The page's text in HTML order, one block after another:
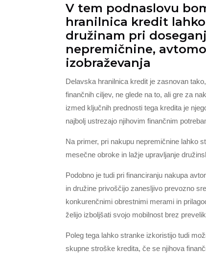
V tem podnaslovu
hranilnica kredit
družinam pri
nepremičnine,
izobraževanja
Delavska hranilnica kredit je zasnovan
finančnih ciljev, ne glede na to, ali gre za
izmed ključnih prednosti tega kredita je
najbolj ustrezajo njihovim finančnim
Na primer, pri nakupu nepremičnine lahko
mesečne obroke in lažje upravljanje
Podobno je tudi pri financiranju nakupa
in družine privoščijo zanesljivo prevozno
konkurenčnimi obrestnimi merami in
želijo izboljšati svojo mobilnost brez
Poleg tega lahko stranke izkoristijo tudi
skupne stroške kredita, če se njihova